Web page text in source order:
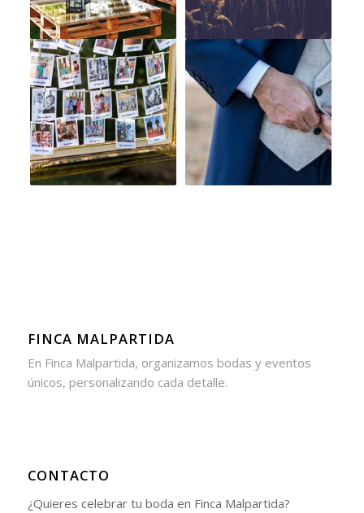
FINCA MALPARTIDA
En Finca Malpartida, organizamos bodas y eventos
únicos, personalizando cada detalle.
CONTACTO
¿Quieres celebrar tu boda en Finca Malpartida?